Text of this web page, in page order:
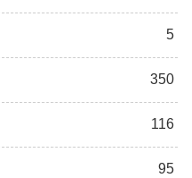
5
350
116
95